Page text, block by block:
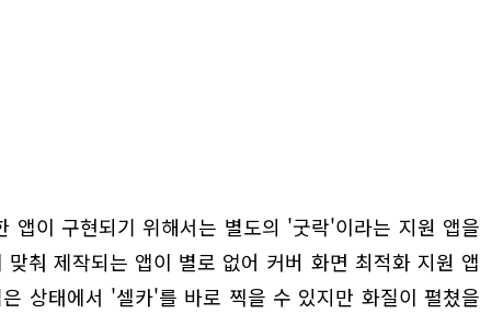
앱이 구현되기 위해서는 별도의 '굿락'이라는 지원 앱을
춰 제작되는 앱이 별로 없어 커버 화면 최적화 지원 앱
상태에서 '셀카'를 바로 찍을 수 있지만 화질이 펼쳤을